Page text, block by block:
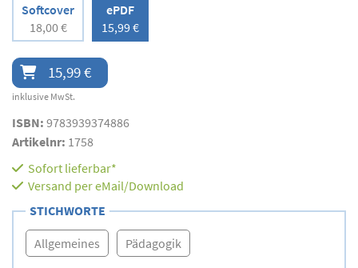
Softcover
18,00 €
ePDF
15,99 €
15,99 €
inklusive MwSt.
ISBN: 9783939374886
Artikelnr: 1758
Sofort lieferbar*
Versand per eMail/Download
STICHWORTE
Allgemeines Pädagogik